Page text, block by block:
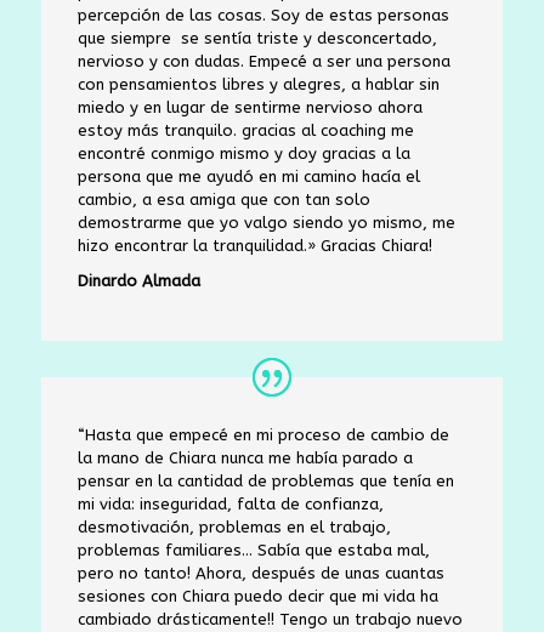
percepción de las cosas. Soy de estas personas
que siempre se sentía triste y desconcertado,
nervioso y con dudas. Empecé a ser una persona
con pensamientos libres y alegres, a hablar sin
miedo y en lugar de sentirme nervioso ahora
estoy más tranquilo. gracias al coaching me
encontré conmigo mismo y doy gracias a la
persona que me ayudó en mi camino hacía el
cambio, a esa amiga que con tan solo
demostrarme que yo valgo siendo yo mismo, me
hizo encontrar la tranquilidad.» Gracias Chiara!
Dinardo Almada
“Hasta que empecé en mi proceso de cambio de
la mano de Chiara nunca me había parado a
pensar en la cantidad de problemas que tenía en
mi vida: inseguridad, falta de confianza,
desmotivación, problemas en el trabajo,
problemas familiares… Sabía que estaba mal,
pero no tanto! Ahora, después de unas cuantas
sesiones con Chiara puedo decir que mi vida ha
cambiado drásticamente!! Tengo un trabajo nuevo